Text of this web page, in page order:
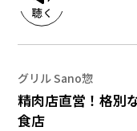
グリル Sano惣
精肉店直営！格別
食店